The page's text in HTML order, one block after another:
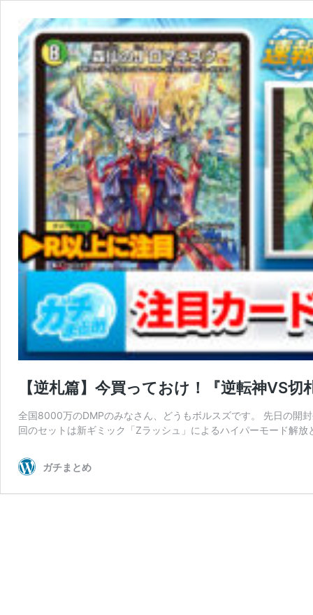
【逆札篇】今買っておけ！『逆転神VS
全国8000万のDMPのみなさん、どうもボルスズです。 先日の開
回のセットは新ギミック「Zラッシュ」によるハイパーモード解
ガチまとめ